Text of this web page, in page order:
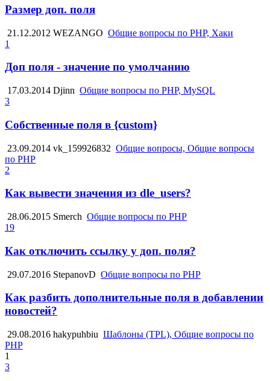
Размер доп. поля
21.12.2012 WEZANGO Общие вопросы по PHP, Хаки
1
Доп поля - значение по умолчанию
17.03.2014 Djinn Общие вопросы по PHP, MySQL
3
Собственные поля в {custom}
23.09.2014 vk_159926832 Общие вопросы, Общие вопросы
по PHP
2
Как вывести значения из dle_users?
28.06.2015 Smerch Общие вопросы по PHP
19
Как отключить ссылку у доп. поля?
29.07.2016 StepanovD Общие вопросы по PHP
Как разбить дополнительные поля в добавлении
новостей?
29.08.2016 hakypuhbiu Шаблоны (TPL), Общие вопросы по
PHP
1
3